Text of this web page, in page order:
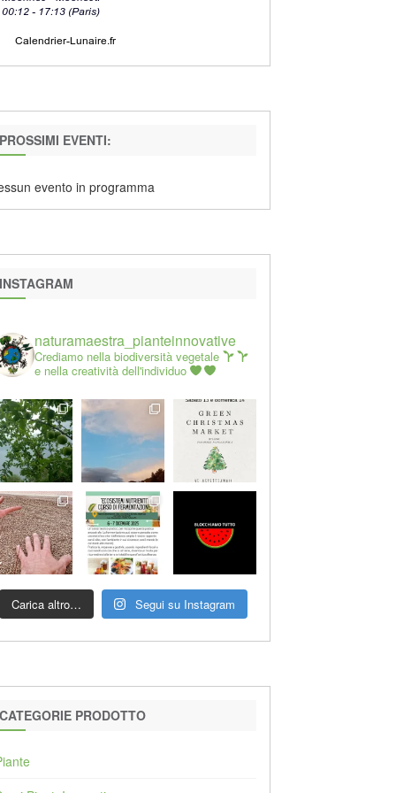
EVENTI:
evento in programma
naturamaestra_pianteinnovative
Crediamo nella biodiversità vegetale
e nella creatività dell'individuo
Carica altro… Segui su Instagram
PRODOTTO